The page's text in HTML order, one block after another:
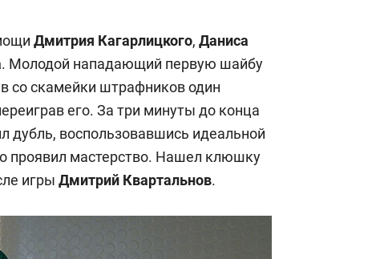
Дмитрия Кагарлицкого, Даниса
. Молодой нападающий первую шайбу
со скамейки штрафников один
его. За три минуты до конца
дубль, воспользовавшись идеальной
проявил мастерство. Нашел клюшку
игры Дмитрий Квартальнов.